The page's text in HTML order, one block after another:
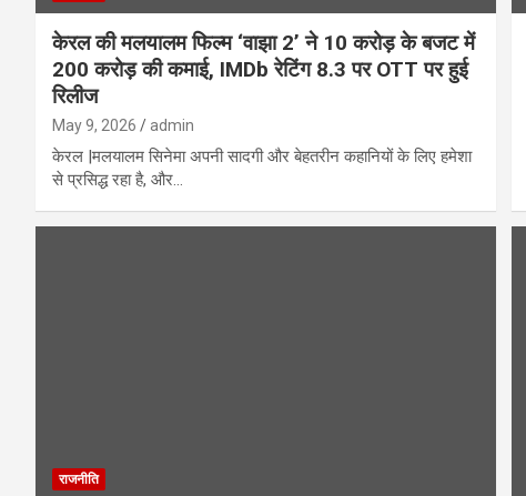
केरल की मलयालम फिल्म ‘वाझा 2’ ने 10 करोड़ के बजट में
200 करोड़ की कमाई, IMDb रेटिंग 8.3 पर OTT पर हुई
रिलीज
May 9, 2026 admin
केरल |मलयालम सिनेमा अपनी सादगी और बेहतरीन कहानियों के लिए हमेशा
से प्रसिद्ध रहा है, और…
राजनीति